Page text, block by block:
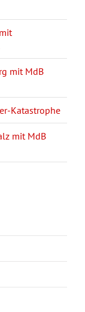
mit MdB
Katastrophe
mit MdB